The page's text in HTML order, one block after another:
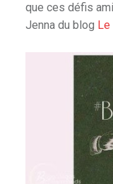
que ces défis
Jenna du blog